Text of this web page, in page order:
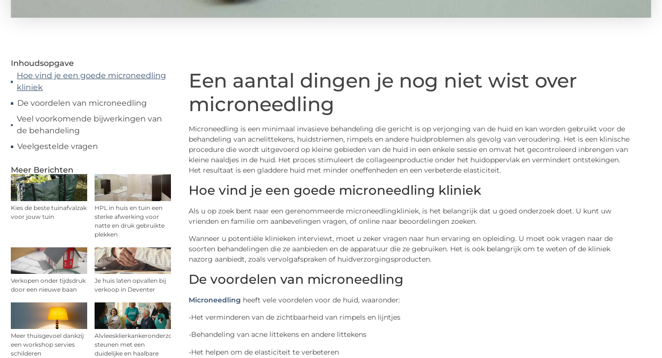
Inhoudsopgave
Hoe vind je een goede microneedling
kliniek
De voordelen van microneedling
Veel voorkomende bijwerkingen van
de behandeling
Veelgestelde vragen
Meer Berichten
Kies de beste tuinafvalzak
voor jouw tuin
HPL in huis en tuin een
sterke afwerking voor
natte en druk gebruikte
plekken
Verkopen onder tijdsdruk
door een nieuwe baan
Je huis laten opvallen bij
verkoop in Deventer
Meer thuisgevoel dankzij
een workshop servies
schilderen
Alvleesklierkankeronderzoek
steunen met een
duidelijke en haalbare
Een aantal dingen je nog niet wist over
microneedling
Microneedling is een minimaal invasieve behandeling die gericht is op verjonging van de huid en kan worden gebruikt voor de
behandeling van acnelittekens, huidstriemen, rimpels en andere huidproblemen als gevolg van veroudering. Het is een klinische
procedure die wordt uitgevoerd op kleine gebieden van de huid in een enkele sessie en omvat het gecontroleerd inbrengen van
kleine naaldjes in de huid. Het proces stimuleert de collageenproductie onder het huidoppervlak en vermindert ontstekingen.
Het resultaat is een gladdere huid met minder oneffenheden en een verbeterde elasticiteit.
Hoe vind je een goede microneedling kliniek
Als u op zoek bent naar een gerenommeerde microneedlingkliniek, is het belangrijk dat u goed onderzoek doet. U kunt uw
vrienden en familie om aanbevelingen vragen, of online naar beoordelingen zoeken.
Wanneer u potentiële klinieken interviewt, moet u zeker vragen naar hun ervaring en opleiding. U moet ook vragen naar de
soorten behandelingen die ze aanbieden en de apparatuur die ze gebruiken. Het is ook belangrijk om te weten of de kliniek
nazorg aanbiedt, zoals vervolgafspraken of huidverzorgingsproducten.
De voordelen van microneedling
Microneedling heeft vele voordelen voor de huid, waaronder:
-Het verminderen van de zichtbaarheid van rimpels en lijntjes
-Behandeling van acne littekens en andere littekens
-Het helpen om de elasticiteit te verbeteren